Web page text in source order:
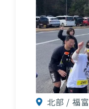
北部 / 福富